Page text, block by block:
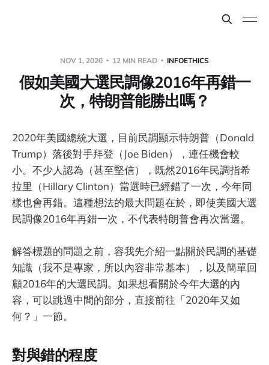
NOV 1, 2020 12 MIN READ INFOETHICS
假如美國大選民調像2016年再錯一
次，特朗普能勝出嗎？
2020年美國總統大選，目前民調顯示特朗普（Donald
Trump）落後對手拜登（Joe Biden），連任機會較
小。不少人認為（甚至堅信），既然2016年民調指希
拉里（Hillary Clinton）當選時已經錯了一次，今年同
樣也會再錯。這種想法的最大問題在於，即使美國大選
民調像2016年再錯一次，不代表特朗普會再次當選。
解答標題的問題之前，容我先介紹一點關於民調的基礎
知識（我不是專家，所以內容非常基本），以及簡單回
顧2016年的大選民調。如果想看關於今年大選的內
容，可以跳過中間的部分，直接前往「2020年又如
何？」一節。
對與錯的程度